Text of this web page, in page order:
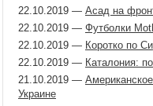
22.10.2019 — Асад на
22.10.2019 — Футболки
22.10.2019 — Коротко по
22.10.2019 — Каталония:
21.10.2019 —
Украине